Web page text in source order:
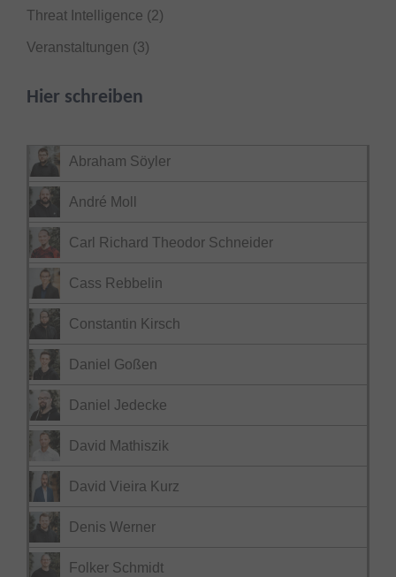
Threat Intelligence (2)
Veranstaltungen (3)
Hier schreiben
Abraham Söyler
André Moll
Carl Richard Theodor Schneider
Cass Rebbelin
Constantin Kirsch
Daniel Goßen
Daniel Jedecke
David Mathiszik
David Vieira Kurz
Denis Werner
Folker Schmidt